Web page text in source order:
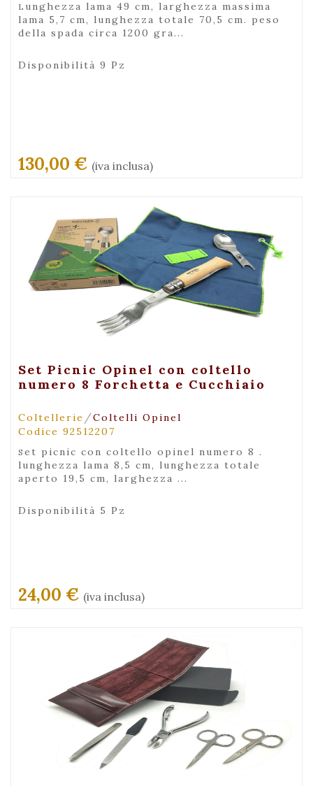
lunghezza lama 49 cm, larghezza massima
lama 5,7 cm, lunghezza totale 70,5 cm. peso
della spada circa 1200 gra...
Disponibilità 9 Pz
130,00 € (iva inclusa)
+ Visualizza
Set Picnic Opinel con coltello
numero 8 Forchetta e Cucchiaio
Coltellerie /Coltelli Opinel
Codice 92512207
set picnic con coltello opinel numero 8 .
lunghezza lama 8,5 cm, lunghezza totale
aperto 19,5 cm, larghezza ...
Disponibilità 5 Pz
24,00 € (iva inclusa)